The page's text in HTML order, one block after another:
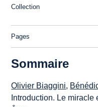
Collection
Pages
Sommaire
Olivier Biaggini,
Introduction. Le